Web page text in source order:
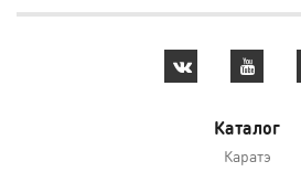
Каталог
Каратэ